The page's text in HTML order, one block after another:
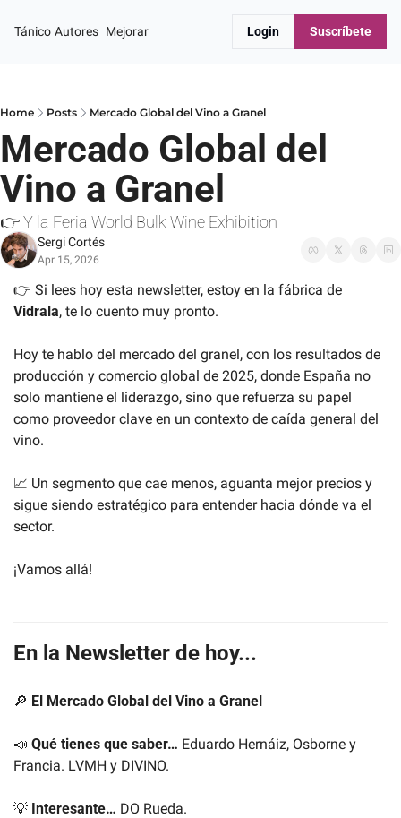
Tánico Autores Mejorar Login Suscríbete
Home Posts Mercado Global del Vino a Granel
Mercado Global del
Vino a Granel
👉 Y la Feria World Bulk Wine Exhibition
Sergi Cortés
Apr 15, 2026
Vidrala, te lo cuento muy pronto.
Hoy te hablo del mercado del granel, con los resultados de
producción y comercio global de 2025, donde España no
solo mantiene el liderazgo, sino que refuerza su papel
como proveedor clave en un contexto de caída general del
vino.
📈 Un segmento que cae menos, aguanta mejor precios y
sigue siendo estratégico para entender hacia dónde va el
sector.
¡Vamos allá!
En la Newsletter de hoy...
🔎 El Mercado Global del Vino a Granel
📣 Qué tienes que saber… Eduardo Hernáiz, Osborne y
Francia. LVMH y DIVINO.
💡 Interesante… DO Rueda.